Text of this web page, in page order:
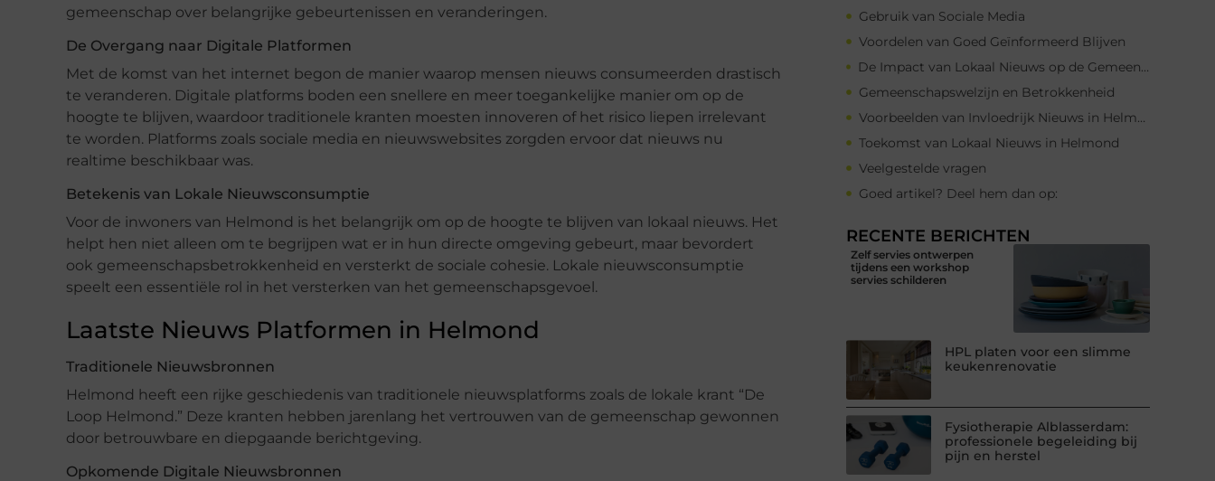
gemeenschap over belangrijke gebeurtenissen en veranderingen.
De Overgang naar Digitale Platformen
Met de komst van het internet begon de manier waarop mensen nieuws consumeerden drastisch
te veranderen. Digitale platforms boden een snellere en meer toegankelijke manier om op de
hoogte te blijven, waardoor traditionele kranten moesten innoveren of het risico liepen irrelevant
te worden. Platforms zoals sociale media en nieuwswebsites zorgden ervoor dat nieuws nu
realtime beschikbaar was.
Betekenis van Lokale Nieuwsconsumptie
Voor de inwoners van Helmond is het belangrijk om op de hoogte te blijven van lokaal nieuws. Het
helpt hen niet alleen om te begrijpen wat er in hun directe omgeving gebeurt, maar bevordert
ook gemeenschapsbetrokkenheid en versterkt de sociale cohesie. Lokale nieuwsconsumptie
speelt een essentiële rol in het versterken van het gemeenschapsgevoel.
Laatste Nieuws Platformen in Helmond
Traditionele Nieuwsbronnen
Helmond heeft een rijke geschiedenis van traditionele nieuwsplatforms zoals de lokale krant “De
Loop Helmond.” Deze kranten hebben jarenlang het vertrouwen van de gemeenschap gewonnen
door betrouwbare en diepgaande berichtgeving.
Opkomende Digitale Nieuwsbronnen
Gebruik van Sociale Media
Voordelen van Goed Geïnformeerd Blijven
De Impact van Lokaal Nieuws op de Gemeenschap
Gemeenschapswelzijn en Betrokkenheid
Voorbeelden van Invloedrijk Nieuws in Helmond
Toekomst van Lokaal Nieuws in Helmond
Veelgestelde vragen
Goed artikel? Deel hem dan op:
RECENTE BERICHTEN
Zelf servies ontwerpen
tijdens een workshop
servies schilderen
HPL platen voor een slimme
keukenrenovatie
Fysiotherapie Alblasserdam:
professionele begeleiding bij
pijn en herstel